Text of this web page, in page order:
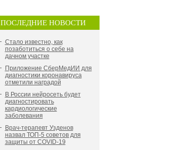
ПОСЛЕДНИЕ НОВОСТИ
Стало известно, как
позаботиться о себе на
дачном участке
Приложение СберМедИИ для
диагностики коронавируса
отметили наградой
В России нейросеть будет
диагностировать
кардиологические
заболевания
Врач-терапевт Узденов
назвал ТОП-5 советов для
защиты от COVID-19